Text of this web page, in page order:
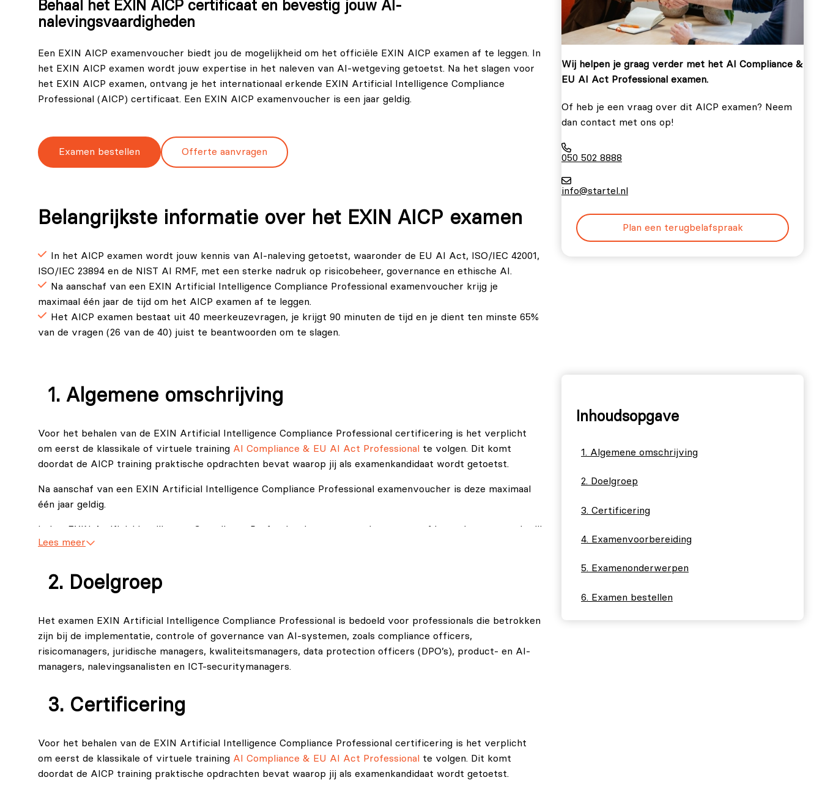
Behaal het EXIN AICP certificaat en bevestig jouw AI-
nalevingsvaardigheden
Een EXIN AICP examenvoucher biedt jou de mogelijkheid om het officiële EXIN AICP examen af te leggen. In
het EXIN AICP examen wordt jouw expertise in het naleven van AI-wetgeving getoetst. Na het slagen voor
het EXIN AICP examen, ontvang je het internationaal erkende EXIN Artificial Intelligence Compliance
Professional (AICP) certificaat. Een EXIN AICP examenvoucher is een jaar geldig.
Examen bestellen Offerte aanvragen
Belangrijkste informatie over het EXIN AICP examen
In het AICP examen wordt jouw kennis van AI-naleving getoetst, waaronder de EU AI Act, ISO/IEC 42001,
ISO/IEC 23894 en de NIST AI RMF, met een sterke nadruk op risicobeheer, governance en ethische AI.
Na aanschaf van een EXIN Artificial Intelligence Compliance Professional examenvoucher krijg je
maximaal één jaar de tijd om het AICP examen af te leggen.
Het AICP examen bestaat uit 40 meerkeuzevragen, je krijgt 90 minuten de tijd en je dient ten minste 65%
van de vragen (26 van de 40) juist te beantwoorden om te slagen.
Wij helpen je graag verder met het AI Compliance &
EU AI Act Professional examen.
Of heb je een vraag over dit AICP examen? Neem
dan contact met ons op!
050 502 8888
info@startel.nl
Plan een terugbelafspraak
Inhoudsopgave
Algemene omschrijving
Doelgroep
Certificering
Examenvoorbereiding
Examenonderwerpen
Examen bestellen
Algemene omschrijving
Voor het behalen van de EXIN Artificial Intelligence Compliance Professional certificering is het verplicht
om eerst de klassikale of virtuele training AI Compliance & EU AI Act Professional
te volgen. Dit komt
doordat de AICP training praktische opdrachten bevat waarop jij als examenkandidaat wordt getoetst.
Na aanschaf van een EXIN Artificial Intelligence Compliance Professional examenvoucher is deze maximaal
één jaar geldig.
In het EXIN Artificial Intelligence Compliance Professional examen wordt getoetst of je aan kunt tonen dat jij
AI-systemen kunt laten voldoen aan relevante wetten, normen en ethische richtlijnen, zoals de EU AI Act,
EXIN Artificial Intelligence Compliance Professional is gericht op praktische toepassing van AI-naleving over
Lees meer
Doelgroep
Het examen EXIN Artificial Intelligence Compliance Professional is bedoeld voor professionals die betrokken
zijn bij de implementatie, controle of governance van AI-systemen, zoals compliance officers,
risicomanagers, juridische managers, kwaliteitsmanagers, data protection officers (DPO’s), product- en AI-
managers, nalevingsanalisten en ICT-securitymanagers.
Certificering
Voor het behalen van de EXIN Artificial Intelligence Compliance Professional certificering is het verplicht
om eerst de klassikale of virtuele training AI Compliance & EU AI Act Professional
te volgen. Dit komt
doordat de AICP training praktische opdrachten bevat waarop jij als examenkandidaat wordt getoetst.